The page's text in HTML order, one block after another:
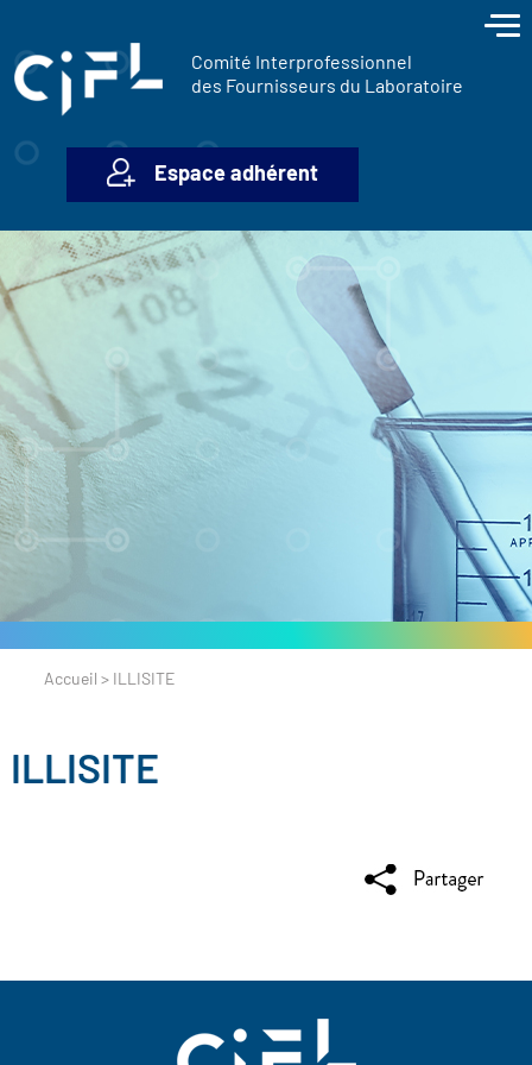
Comité Interprofessionnel
des Fournisseurs du Laboratoire
Espace adhérent
Accueil > ILLISITE
ILLISITE